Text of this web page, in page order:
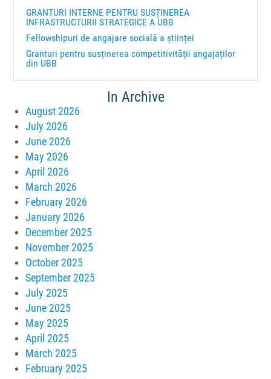
GRANTURI INTERNE PENTRU SUSȚINEREA
INFRASTRUCTURII STRATEGICE A UBB
Fellowshipuri de angajare socială a științei
Granturi pentru susţinerea competitivităţii angajaţilor
din UBB
In Archive
August 2026
July 2026
June 2026
May 2026
April 2026
March 2026
February 2026
January 2026
December 2025
November 2025
October 2025
September 2025
July 2025
June 2025
May 2025
April 2025
March 2025
February 2025